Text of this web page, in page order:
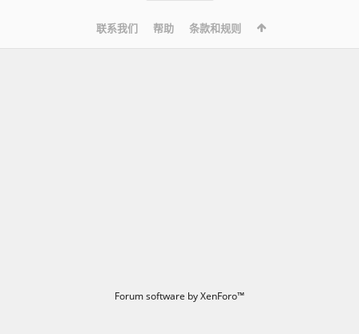
联系我们 帮助 条款和规则
Forum software by XenForo™